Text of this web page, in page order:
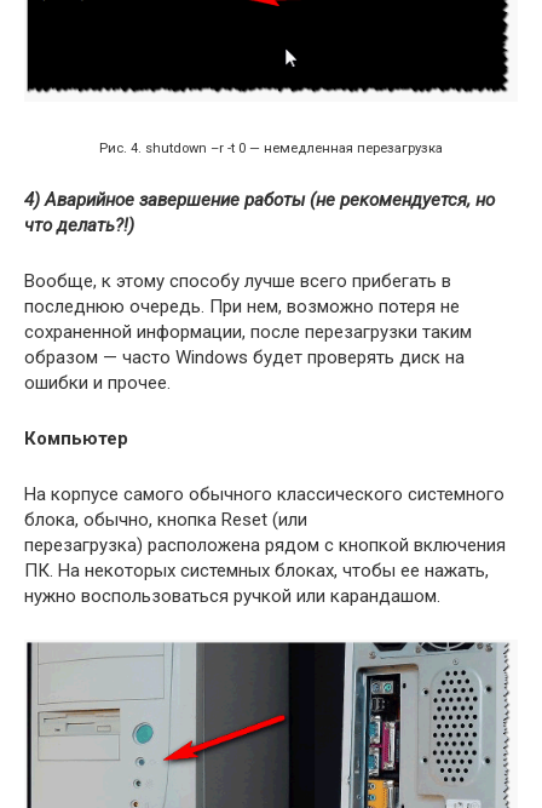
Рис. 4. shutdown –r -t 0 — немедленная перезагрузка
4) Аварийное завершение работы (не рекомендуется, но
что делать?!)
Вообще, к этому способу лучше всего прибегать в
последнюю очередь. При нем, возможно потеря не
сохраненной информации, после перезагрузки таким
образом — часто Windows будет проверять диск на
ошибки и прочее.
Компьютер
На корпусе самого обычного классического системного
блока, обычно, кнопка Reset (или
перезагрузка) расположена рядом с кнопкой включения
ПК. На некоторых системных блоках, чтобы ее нажать,
нужно воспользоваться ручкой или карандашом.